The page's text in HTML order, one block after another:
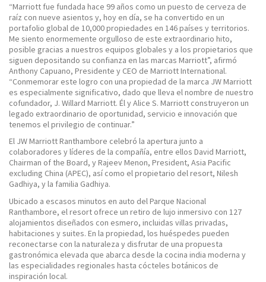
“Marriott fue fundada hace 99 años como un puesto de cerveza de
raíz con nueve asientos y, hoy en día, se ha convertido en un
portafolio global de 10,000 propiedades en 146 países y territorios.
Me siento enormemente orgulloso de este extraordinario hito,
posible gracias a nuestros equipos globales y a los propietarios que
siguen depositando su confianza en las marcas Marriott”, afirmó
Anthony Capuano, Presidente y CEO de Marriott International.
“Conmemorar este logro con una propiedad de la marca JW Marriott
es especialmente significativo, dado que lleva el nombre de nuestro
cofundador, J. Willard Marriott. Él y Alice S. Marriott construyeron un
legado extraordinario de oportunidad, servicio e innovación que
tenemos el privilegio de continuar.”
El JW Marriott Ranthambore celebró la apertura junto a
colaboradores y líderes de la compañía, entre ellos David Marriott,
Chairman of the Board, y Rajeev Menon, President, Asia Pacific
excluding China (APEC), así como el propietario del resort, Nilesh
Gadhiya, y la familia Gadhiya.
Ubicado a escasos minutos en auto del Parque Nacional
Ranthambore, el resort ofrece un retiro de lujo inmersivo con 127
alojamientos diseñados con esmero, incluidas villas privadas,
habitaciones y suites. En la propiedad, los huéspedes pueden
reconectarse con la naturaleza y disfrutar de una propuesta
gastronómica elevada que abarca desde la cocina india moderna y
las especialidades regionales hasta cócteles botánicos de
inspiración local.